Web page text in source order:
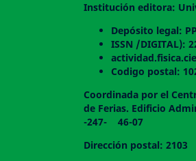
Institución editora:
Depósito legal:
ISSN /DIGITAL):
Codigo postal:
Coordinada por el
de Ferias. Edificio
-247- 46-07
Dirección postal: 2103